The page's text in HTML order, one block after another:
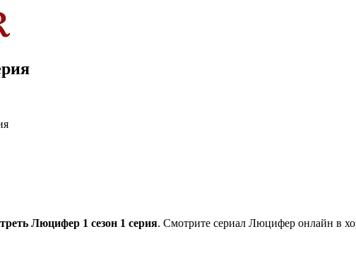
Люцифер 1 cезон 1 cерия. Смотрите сериал Люцифер онлайн в